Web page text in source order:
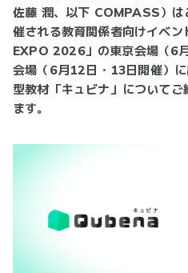
佐藤 潤、以下 COMPASS）
催される教育関係者向けイベ
EXPO 2026」の東京会場（6
会場（6月12日・13日開催）
型教材「キュビナ」について
ます。